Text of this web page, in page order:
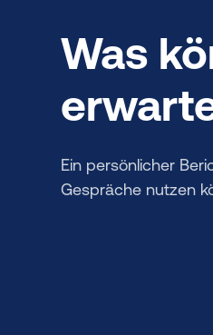
Was
Ein persönlicher
Gespräche nutzen